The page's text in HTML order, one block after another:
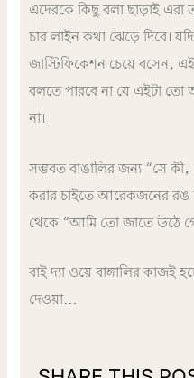
এদেরকে কিছু বলা ছাড়াই এরা
চার লাইন কথা ঝেড়ে দিবে।
জাস্টিফিকেশন চেয়ে বসেন,
বলতে পারবে না যে এইটা তো
না।
সম্ভবত বাঙালির জন্য “সে
করার চাইতে আরেকজনের রঙ
থেকে “আমি তো জাতে উঠে
বাই দ্যা ওয়ে বাঙ্গালির কাজই
দেওয়া…